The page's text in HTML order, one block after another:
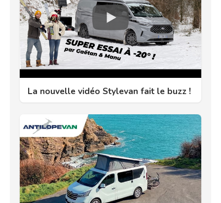
La nouvelle vidéo Stylevan fait le buzz !